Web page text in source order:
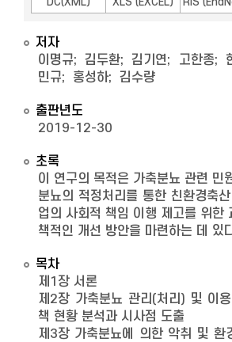
저자
이명규;김두환;김기연; 고한종;
민규; 홍성하; 김수량
출판년도
2019-12-30
초록
이 연구의 목적은 가축분뇨 관련 민
분뇨의 적정처리를 통한 친환경축
업의 사회적 책임 이행 제고를 위한
책적인 개선 방안을 마련하는 데 있
목차
제1장 서론
제2장 가축분뇨 관리(처리) 및 이
책 현황 분석과 시사점 도출
제3장 가축분뇨에 의한 악취 및 환